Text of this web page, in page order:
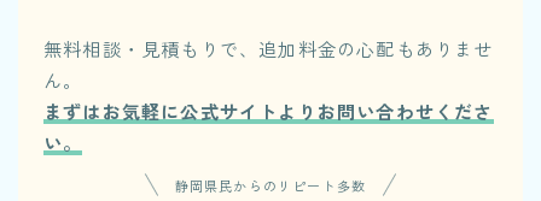
無料相談・見積もりで、追加料金の心配もありませ
ん。
まずはお気軽に公式サイトよりお問い合わせくださ
い。
静岡県民からのリピート多数